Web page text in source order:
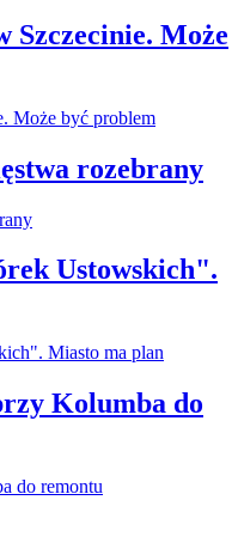
Szczecinie. Może
rozebrany
Ustowskich".
Kolumba do